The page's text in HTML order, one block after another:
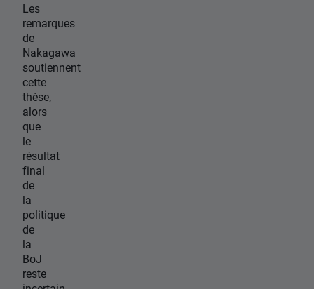
Les
remarques
de
Nakagawa
soutiennent
cette
thèse,
alors
que
le
résultat
final
de
la
politique
de
la
BoJ
reste